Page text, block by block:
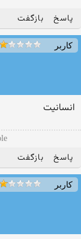
پاسخ بازگفت
کاربر
انسانیت
پاسخ بازگفت
کاربر